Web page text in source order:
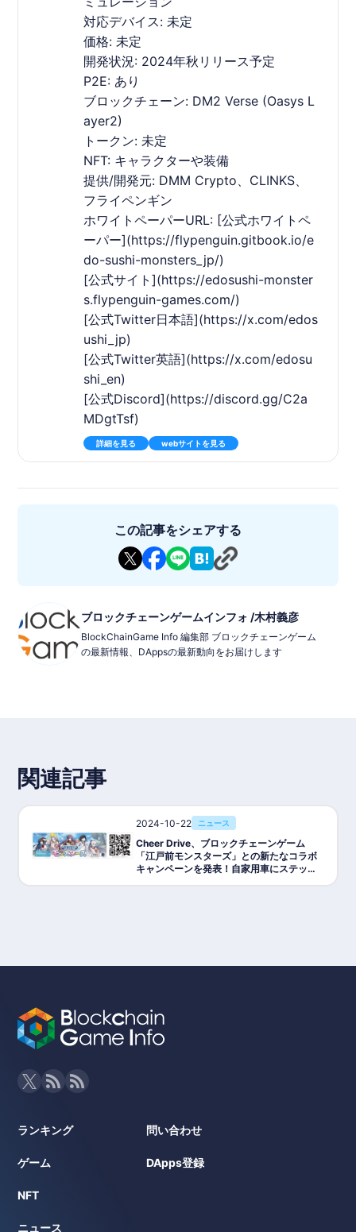
対応デバイス: 未定
価格: 未定
開発状況: 2024年秋リリース予定
P2E: あり
ブロックチェーン: DM2 Verse (Oasys L
ayer2)
トークン: 未定
NFT: キャラクターや装備
提供/開発元: DMM Crypto、CLINKS、
フライペンギン
ホワイトペーパーURL: [公式ホワイトペ
ーパー](https://flypenguin.gitbook.io/e
do-sushi-monsters_jp/)
[公式サイト](https://edosushi-monster
s.flypenguin-games.com/)
[公式Twitter日本語](https://x.com/edos
ushi_jp)
[公式Twitter英語](https://x.com/edosu
shi_en)
[公式Discord](https://discord.gg/C2a
MDgtTsf)
詳細を見る webサイトを見る
この記事をシェアする
ブロックチェーンゲームインフォ /木村義彦
BlockChainGame Info 編集部 ブロックチェーンゲーム
の最新情報、DAppsの最新動向をお届けします
関連記事
2024-10-22 ニュース
Cheer Drive、ブロックチェーンゲーム
「江戸前モンスターズ」との新たなコラボ
キャンペーンを発表！自家用車にステッカ
ランキング
ゲーム
NFT
ニュース
問い合わせ
DApps登録